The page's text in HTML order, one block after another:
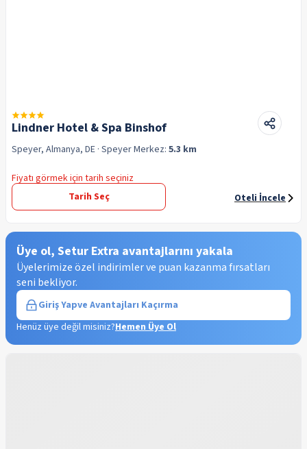
Lindner Hotel & Spa Binshof
Speyer, Almanya, DE · SpeyerMerkez: 5.3 km
Fiyatı görmek için tarih seçiniz
Tarih Seç
Oteli İncele
Üye ol, Setur Extra avantajlarını yakala
Üyelerimize özel indirimler ve puan kazanma fırsatları
seni bekliyor.
Giriş Yapve Avantajları Kaçırma
Henüz üye değil misiniz?Hemen Üye Ol